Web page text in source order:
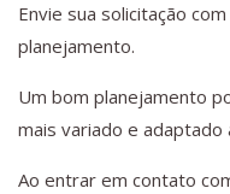
Envie sua solicitação
planejamento.
Um bom planejamento
mais variado e adaptado
Ao entrar em contato